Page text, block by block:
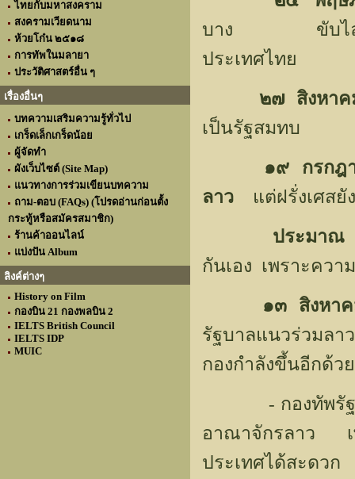
ไทยกับมหาสงคราม
สงครามเวียดนาม
ห้วยโก๋น ๒๕๑๘
การทัพในมลายา
ประวัติศาสตร์อื่น ๆ
เรื่องอื่นๆ
บทความเสริมความรู้ทั่วไป
เกร็ดเล็กเกร็ดน้อย
ผู้จัดทำ
ผังเว็บไซต์ (Site Map)
แนวทางการร่วมเขียนบทความ
ถาม-ตอบ (FAQs) (โปรดอ่านก่อนตั้ง
กระทู้หรือสมัครสมาชิก)
ร้านค้าออนไลน์
แบ่งปัน Album
ลิงค์ต่างๆ
History on Film
กองบิน 21 กองพลบิน 2
IELTS British Council
IELTS IDP
MUIC
บาง ขับไล่รัฐบ
ประเทศไทย
๒๗ สิงหา
เป็นรัฐสมทบ
๑๙ กรกฎ
ลาว
แต่ฝรั่งเศสยั
ประมา
กันเอง เพราะควา
๑๓ สิงหา
รัฐบาลแนวร่วมล
กองกำลังขึ้นอีกด้ว
- กองทัพรัฐ
อาณาจักรลาว เ
ประเทศได้สะดวก